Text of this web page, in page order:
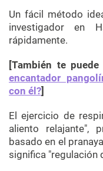
Un fácil método
investigador en
rápidamente.
[También te puede
encantador
con él?]
El ejercicio de
aliento relajante",
basado en el
significa "regulación